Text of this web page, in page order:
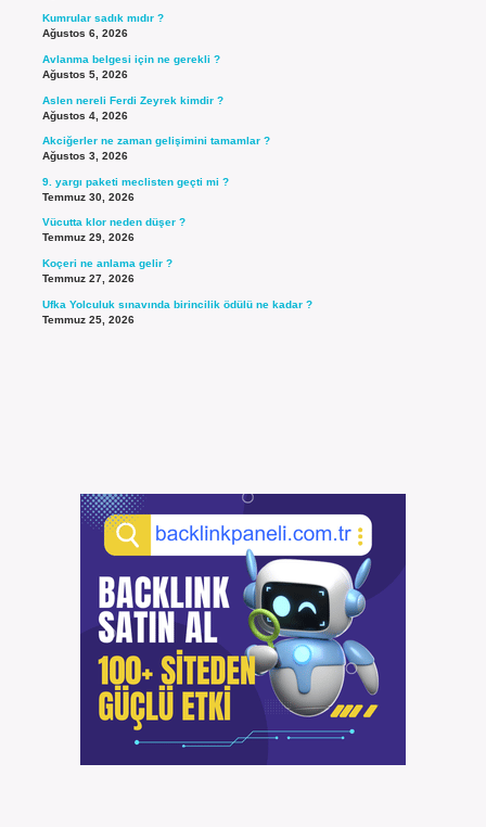
Kumrular sadık mıdır ?
Ağustos 6, 2026
Avlanma belgesi için ne gerekli ?
Ağustos 5, 2026
Aslen nereli Ferdi Zeyrek kimdir ?
Ağustos 4, 2026
Akciğerler ne zaman gelişimini tamamlar ?
Ağustos 3, 2026
9. yargı paketi meclisten geçti mi ?
Temmuz 30, 2026
Vücutta klor neden düşer ?
Temmuz 29, 2026
Koçeri ne anlama gelir ?
Temmuz 27, 2026
Ufka Yolculuk sınavında birincilik ödülü ne kadar ?
Temmuz 25, 2026